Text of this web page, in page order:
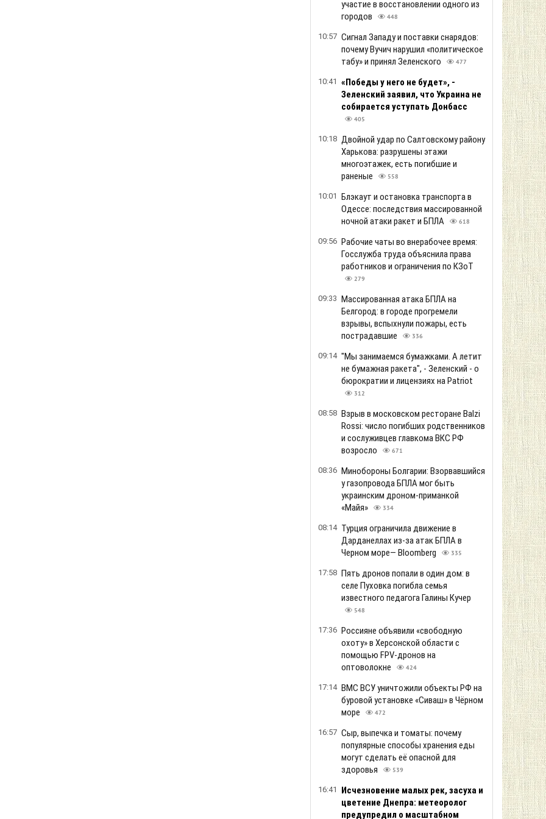
участие в восстановлении одного из
городов
448
10:57 Сигнал Западу и поставки снарядов:
почему Вучич нарушил «политическое
табу» и принял Зеленского
477
10:41 «Победы у него не будет», -
Зеленский заявил, что Украина не
собирается уступать Донбасс
405
10:18 Двойной удар по Салтовскому району
Харькова: разрушены этажи
многоэтажек, есть погибшие и
раненые
558
10:01 Блэкаут и остановка транспорта в
Одессе: последствия массированной
ночной атаки ракет и БПЛА
618
09:56 Рабочие чаты во внерабочее время:
Госслужба труда объяснила права
работников и ограничения по КЗоТ
279
09:33 Массированная атака БПЛА на
Белгород: в городе прогремели
взрывы, вспыхнули пожары, есть
пострадавшие
336
09:14 "Мы занимаемся бумажками. А летит
не бумажная ракета", - Зеленский - о
бюрократии и лицензиях на Patriot
312
08:58 Взрыв в московском ресторане Balzi
Rossi: число погибших родственников
и сослуживцев главкома ВКС РФ
возросло
671
08:36 Минобороны Болгарии: Взорвавшийся
у газопровода БПЛА мог быть
украинским дроном-приманкой
«Майя»
334
08:14 Турция ограничила движение в
Дарданеллах из-за атак БПЛА в
Черном море— Bloomberg
335
17:58 Пять дронов попали в один дом: в
селе Пуховка погибла семья
известного педагога Галины Кучер
548
17:36 Россияне объявили «свободную
охоту» в Херсонской области с
помощью FPV-дронов на
оптоволокне
424
17:14 ВМС ВСУ уничтожили объекты РФ на
буровой установке «Сиваш» в Чёрном
море
472
16:57 Сыр, выпечка и томаты: почему
популярные способы хранения еды
могут сделать её опасной для
здоровья
539
16:41
Исчезновение малых рек, засуха и
цветение Днепра: метеоролог
предупредил о масштабном